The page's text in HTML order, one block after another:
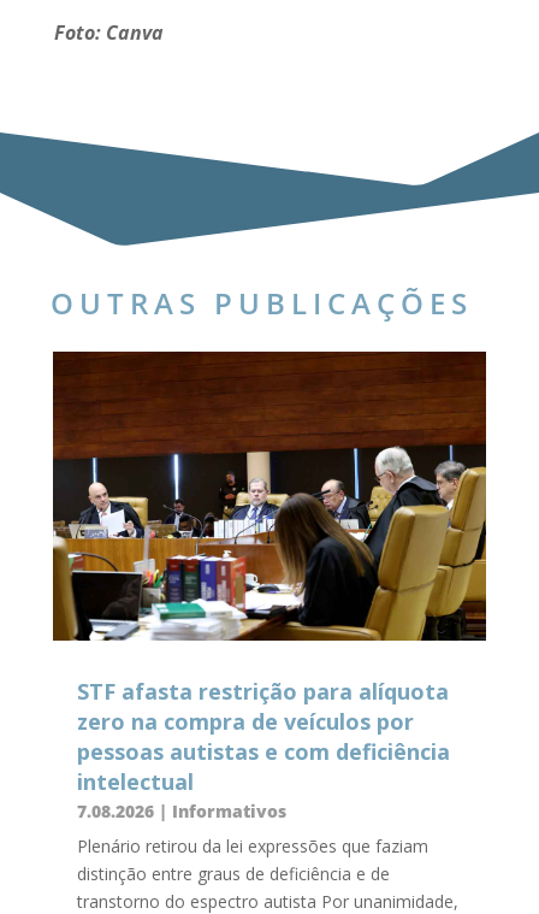
Foto: Canva
OUTRAS PUBLICAÇÕES
STF afasta restrição para alíquota
zero na compra de veículos por
pessoas autistas e com deficiência
intelectual
7.08.2026| Informativos
Plenário retirou da lei expressões que faziam
distinção entre graus de deficiência e de
transtorno do espectro autista Por unanimidade,